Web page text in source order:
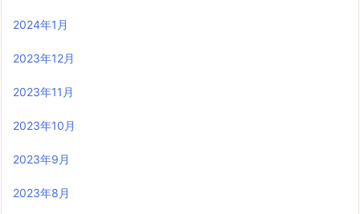
2024年1月
2023年12月
2023年11月
2023年10月
2023年9月
2023年8月